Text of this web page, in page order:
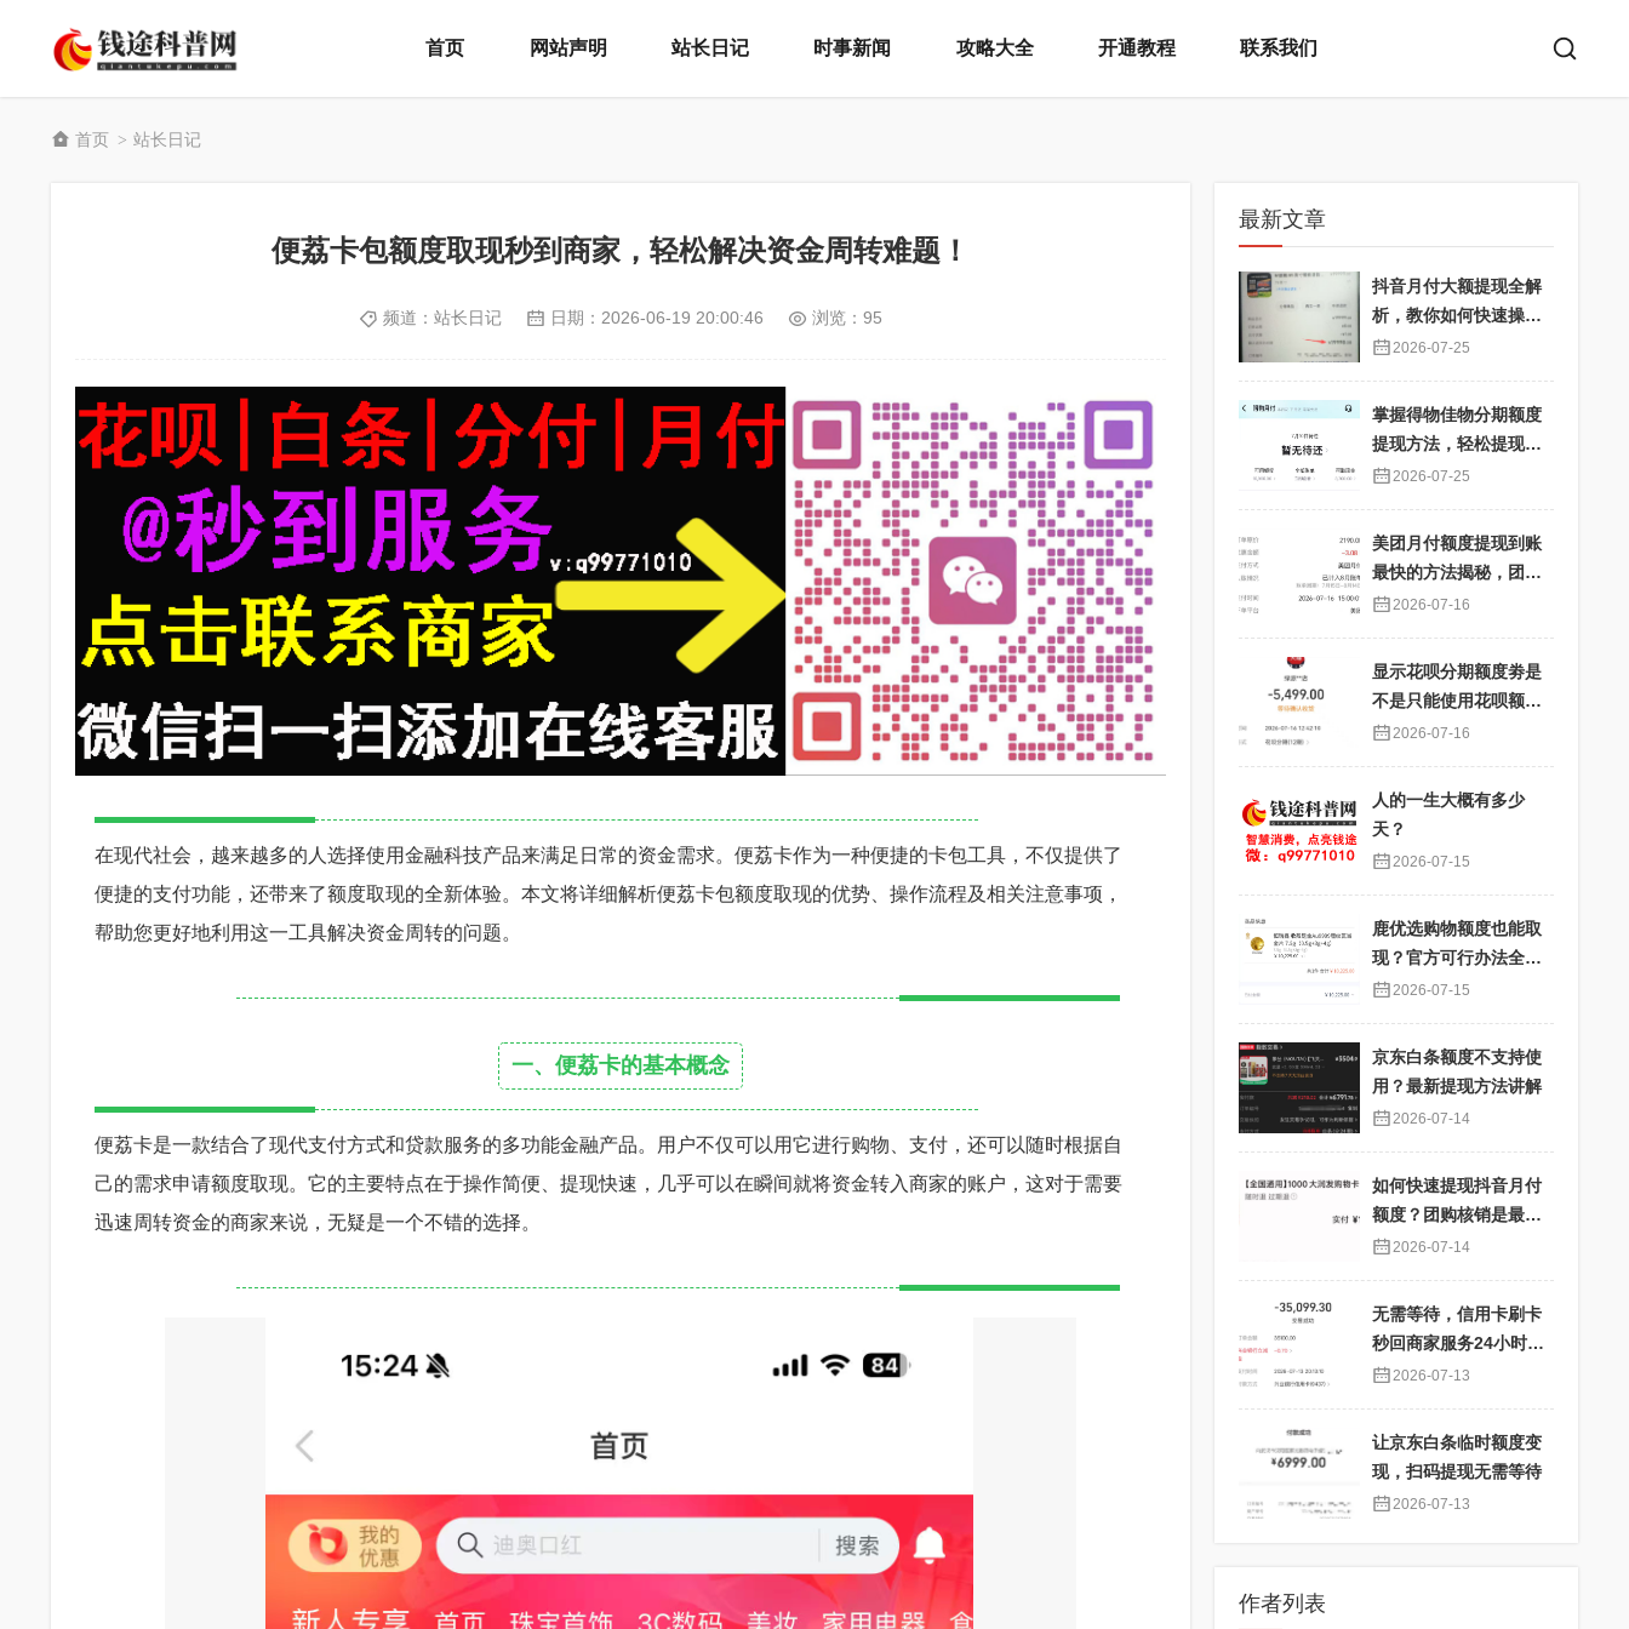
首页 网站声明 站长日记 时事新闻 攻略大全 开通教程 联系我们
首页 > 站长日记
便荔卡包额度取现秒到商家，轻松解决资金周转难题！
频道： 站长日记 日期： 2026-06-19 20:00:46 浏览：95
在现代社会，越来越多的人选择使用金融科技产品来满足日常的资金需求。便荔卡作为一种便捷的卡包工具，不仅提供了
便捷的支付功能，还带来了额度取现的全新体验。本文将详细解析便荔卡包额度取现的优势、操作流程及相关注意事项，
帮助您更好地利用这一工具解决资金周转的问题。
一、便荔卡的基本概念
便荔卡是一款结合了现代支付方式和贷款服务的多功能金融产品。用户不仅可以用它进行购物、支付，还可以随时根据自
己的需求申请额度取现。它的主要特点在于操作简便、提现快速，几乎可以在瞬间就将资金转入商家的账户，这对于需要
迅速周转资金的商家来说，无疑是一个不错的选择。
最新文章
抖音月付大额提现全解
析，教你如何快速操
作！2026-07-25
掌握得物佳物分期额度
提现方法，轻松提现秒
到不再难
2026-07-25
美团月付额度提现到账
最快的方法揭秘，团购
核销提现秒到账
2026-07-16
显示花呗分期额度劵是
不是只能使用花呗额度
分期才能使用？提现过
2026-07-16
人的一生大概有多少
天？
2026-07-15
鹿优选购物额度也能取
现？官方可行办法全解
析 2026-07-15
京东白条额度不支持使
用？最新提现方法讲解
2026-07-14
如何快速提现抖音月付
额度？团购核销是最佳
选择！
2026-07-14
无需等待，信用卡刷卡
秒回商家服务24小时在
线 2026-07-13
让京东白条临时额度变
现，扫码提现无需等待
2026-07-13
作者列表